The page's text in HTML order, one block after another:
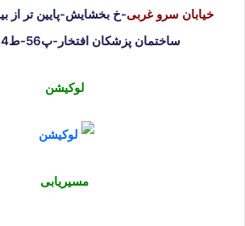
خیابان سرو غربی-خ بخشایش-پایین تر از
ساختمان پزشکان افتخار-پ56-ط4-واحد402
لوکیشن
مسیریابی